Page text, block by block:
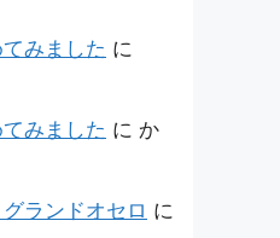
みました に
みました に か
ランドオセロ に